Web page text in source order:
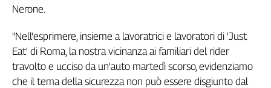
G8
Genova,
il
sangue
della
Nerone.
"Nell'esprimere, insieme a lavoratrici e lavoratori di 'Just
Eat' di Roma, la nostra vicinanza ai familiari del rider
travolto e ucciso da un'auto martedì scorso, evidenziamo
che il tema della sicurezza non può essere disgiunto dal